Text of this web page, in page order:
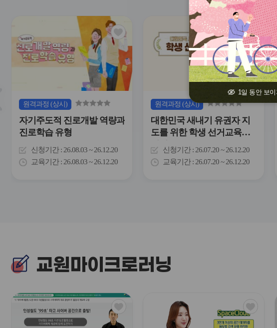
관
심
콘
원격과정 (상시)
자기주도적 진로개발 역량과
진로학습 유형
신청기간 26.08.03 ~ 26.12.20
교육기간 26.08.03 ~ 26.12.20
관
심
아
이
콘
원격과정 (상시)
대한민국 새내기 유권자 지
도를 위한 학생 선거교육의
이해
신청기간 26.07.20 ~ 26.12.20
교육기간 26.07.20 ~ 26.12.20
교원마이크로러닝
심
심
1일 동안 보